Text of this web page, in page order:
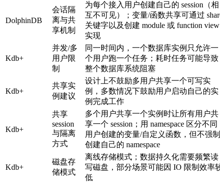
DolphinDB
会话隔
离与共
享机制
为每个接入用户创建自己的 session（相
互不可见）；变量/函数共享可通过
关键字以及创建 module 或 function view
实现
Kdb+
并发/多
用户限
制
同一时间内，一个数据库实例只允许一
个用户跑一个任务；耗时任务可能导致
整个数据库系统阻塞
Kdb+
共享实
例建议
设计上不鼓励多用户共享一个可写实
例，多数情况下鼓励用户启动自己的实
例完成工作
Kdb+
共享
session
与隔离
方式
多个用户共享一个实例时让所有用户共
享一个 session；用 namespace 区分不同
用户创建的变量/自定义函数，但不强制
创建自己的 namespace
Kdb+
磁盘存
储模式
离线存储模式；数据持久化需要频繁读
写磁盘，部分场景可能因 IO 限制效率
低